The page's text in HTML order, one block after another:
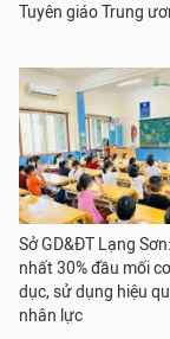
Tuyên giáo Trung
Sở GD&ĐT Lạng
nhất 30% đầu mối
dục, sử dụng hiệu
nhân lực